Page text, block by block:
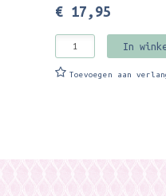
€ 17,95
In
Toevoegen aan